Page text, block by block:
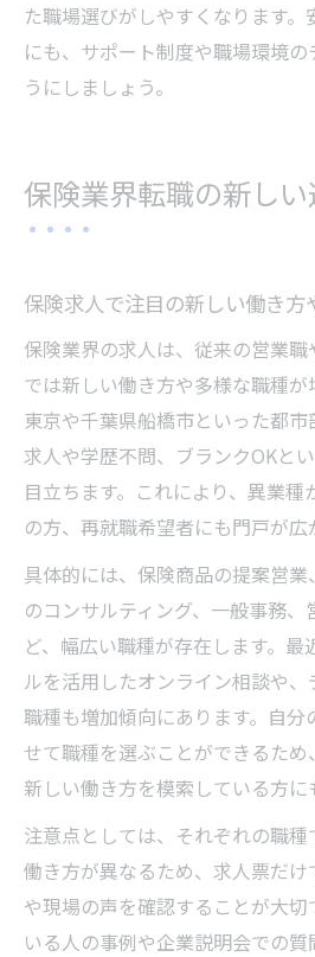
た職場選びがしやすくなります
にも、サポート制度や職場環境
うにしましょう。
保険業界転職の新し
保険求人で注目の新しい働き方
保険業界の求人は、従来の営業
では新しい働き方や多様な職種が
東京や千葉県船橋市といった都
求人や学歴不問、ブランクOKと
目立ちます。これにより、異業
の方、再就職希望者にも門戸が広
具体的には、保険商品の提案営
のコンサルティング、一般事務、
ど、幅広い職種が存在します。最
ルを活用したオンライン相談や
職種も増加傾向にあります。自分
せて職種を選ぶことができるた
新しい働き方を模索している方に
注意点としては、それぞれの職
働き方が異なるため、求人票だ
や現場の声を確認することが大切
いる人の事例や企業説明会での